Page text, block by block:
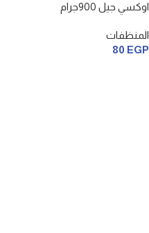
اوكسي جيل 900جرام
المنظفات
80 EGP